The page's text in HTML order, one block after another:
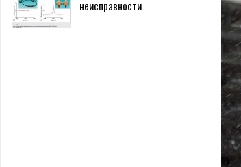
неисправности